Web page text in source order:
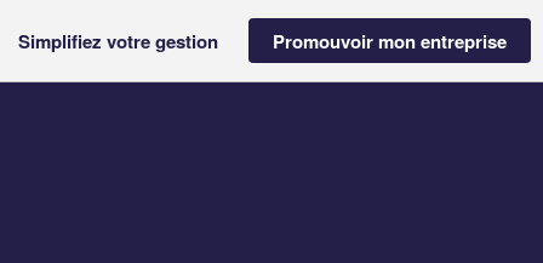
Simplifiez votre gestion Promouvoir mon entreprise